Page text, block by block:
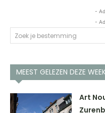
-
-
Zoek je bestemming
MEEST GELEZEN DEZE
Art